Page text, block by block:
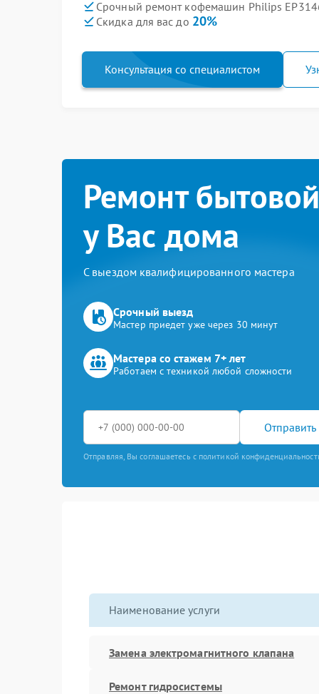
Срочный ремонт кофемашин Philips
Скидка для вас до 20%
Консультация со специалистом
Ремонт
у Вас дома
С выездом квалифицированного мастера
Срочный выезд
Мастер приедет уже через 30 минут
Мастера со стажем 7+ лет
Работаем с техникой любой сложности
Отправить
Отправляя, Вы соглашаетесь с политикой
Наименование услуги
Замена электромагнитного клапана
Ремонт гидросистемы